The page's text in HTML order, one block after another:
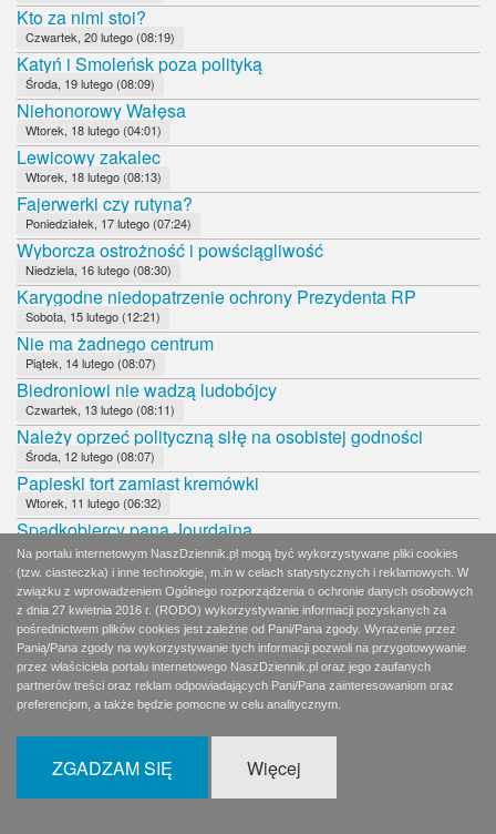
Kto za nimi stoi?
Czwartek, 20 lutego (08:19)
Katyń i Smoleńsk poza polityką
Środa, 19 lutego (08:09)
Niehonorowy Wałęsa
Wtorek, 18 lutego (04:01)
Lewicowy zakalec
Wtorek, 18 lutego (08:13)
Fajerwerki czy rutyna?
Poniedziałek, 17 lutego (07:24)
Wyborcza ostrożność i powściągliwość
Niedziela, 16 lutego (08:30)
Karygodne niedopatrzenie ochrony Prezydenta RP
Sobota, 15 lutego (12:21)
Nie ma żadnego centrum
Piątek, 14 lutego (08:07)
Biedroniowi nie wadzą ludobójcy
Czwartek, 13 lutego (08:11)
Należy oprzeć polityczną siłę na osobistej godności
Środa, 12 lutego (08:07)
Papieski tort zamiast kremówki
Wtorek, 11 lutego (06:32)
Spadkobiercy pana Jourdaina
Wtorek, 11 lutego (08:14)
Współczesne warchoły
Poniedziałek, 10 lutego (06:28)
PO nadal w martwym dryfie
Poniedziałek, 10 lutego (08:16)
Zła wiadomość dla Andrzeja Dudy
Niedziela, 9 lutego (09:07)
8 dni w korkach
Sobota, 8 lutego (06:59)
Wierni Bogu, Polsce i bliźnim
Sobota, 8 lutego (11:52)
Na portalu internetowym NaszDziennik.pl mogą być wykorzystywane pliki cookies
(tzw. ciasteczka) i inne technologie, m.in w celach statystycznych i reklamowych. W
związku z wprowadzeniem Ogólnego rozporządzenia o ochronie danych osobowych
z dnia 27 kwietnia 2016 r. (RODO) wykorzystywanie informacji pozyskanych za
pośrednictwem plików cookies jest zależne od Pani/Pana zgody. Wyrażenie przez
Panią/Pana zgody na wykorzystywanie tych informacji pozwoli na przygotowywanie
przez właściciela portalu internetowego NaszDziennik.pl oraz jego zaufanych
partnerów treści oraz reklam odpowiadających Pani/Pana zainteresowaniom oraz
preferencjom, a także będzie pomocne w celu analitycznym.
ZGADZAM SIĘ Więcej